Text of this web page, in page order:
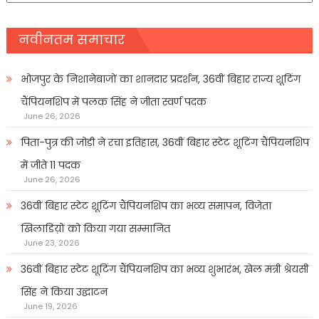
नवीनतम समाचार
भोजपुर के निशानेबाजों का शानदार प्रदर्शन, 36वीं बिहार राज्य शूटिंग
चैंपियनशिप में पलक सिंह ने जीता स्वर्ण पदक
June 26, 2026
पिता-पुत्र की जोड़ी ने रचा इतिहास, 36वीं बिहार स्टेट शूटिंग चैंपियनशिप
में जीते 11 पदक
June 26, 2026
36वीं बिहार स्टेट शूटिंग चैंपियनशिप का भव्य समापन, विजेता
खिलाडिय़ों को किया गया सम्मानित
June 23, 2026
36वीं बिहार स्टेट शूटिंग चैंपियनशिप का भव्य शुभारंभ, खेल मंत्री श्रेयसी
सिंह ने किया उद्घाटन
June 19, 2026